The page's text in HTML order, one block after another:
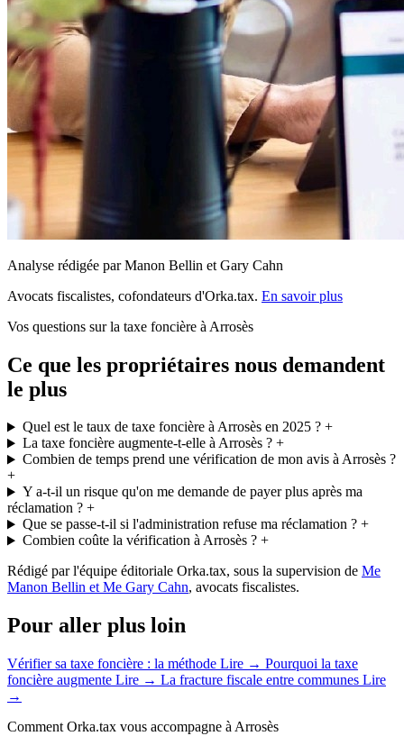
Analyse rédigée par Manon Bellin et Gary Cahn
Avocats fiscalistes, cofondateurs d'Orka.tax. En savoir plus
Vos questions sur la taxe foncière à Arrosès
Ce que les propriétaires nous demandent
le plus
Quel est le taux de taxe foncière à Arrosès en 2025 ?+
La taxe foncière augmente-t-elle à Arrosès ?+
Combien de temps prend une vérification de mon avis à Arrosès ?
+
Y a-t-il un risque qu'on me demande de payer plus après ma
réclamation ? +
Que se passe-t-il si l'administration refuse ma réclamation ?+
Combien coûte la vérification à Arrosès ?+
Rédigé par l'équipe éditoriale Orka.tax, sous la supervision de Me
Manon Bellin et Me Gary Cahn, avocats fiscalistes.
Pour aller plus loin
Vérifier sa taxe foncière : la méthode Lire → Pourquoi la taxe
foncière augmente Lire → La fracture fiscale entre communes Lire
→
Comment Orka.tax vous accompagne à Arrosès